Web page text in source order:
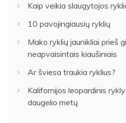
Kaip veikia slaugytojos
10 pavojingiausių ryklių
Mako ryklių jaunikliai prieš
neapvaisintais kiaušiniais
Ar šviesa traukia ryklius?
Kalifornijos leopardinis
daugelio metų